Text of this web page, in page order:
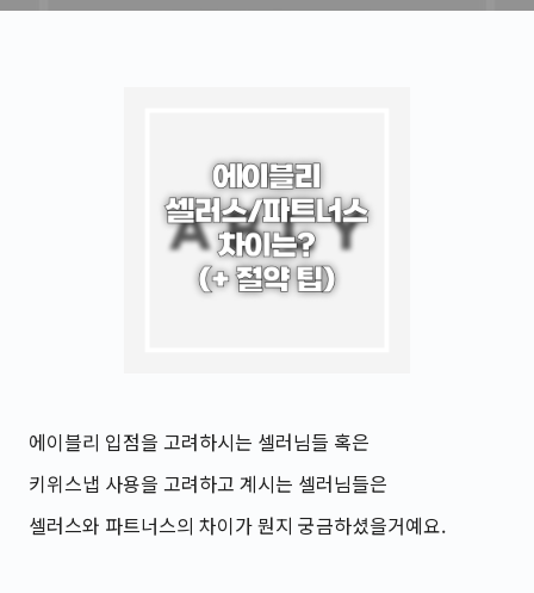
에이블리 입점을 고려하시는 셀러님들 혹은
키위스냅 사용을 고려하고 계시는 셀러님들은
셀러스와 파트너스의 차이가 뭔지 궁금하셨을거예요.